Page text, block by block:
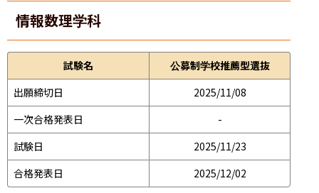
情報数理学科
試験名
公募制学校推薦型選抜
出願締切日
2025/11/08
一次合格発表日
-
試験日
2025/11/23
合格発表日
2025/12/02